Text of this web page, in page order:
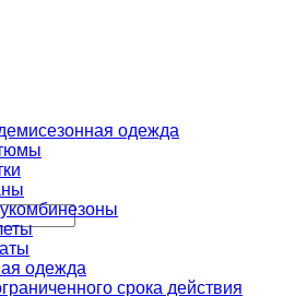
одежда
одежда
срока действия